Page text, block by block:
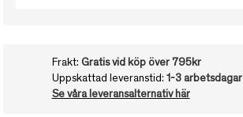
Frakt: Gratis vid köp över 795kr
Uppskattad leveranstid: 1-3 arbetsdagar
Se våra leveransalternativ här